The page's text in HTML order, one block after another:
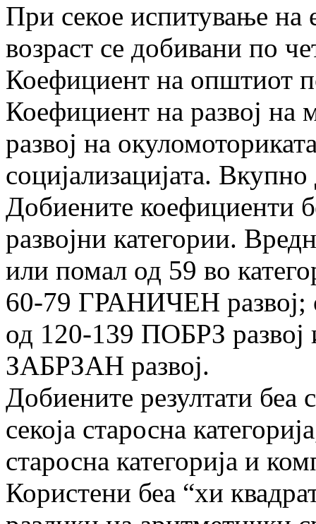
При секое испитување на
возраст се добивани по
Коефициент на општиот
Коефициент на развој на
развој на
социјализацијата.
Добиените коефициенти
развојни категории.
или помал од 59 во
60-79 ГРАНИЧЕН
од 120-139 ПОБРЗ
ЗАБРЗАН развој.
Добиените резултати беа
секоја старосна
старосна категорија и
Користени беа “хи